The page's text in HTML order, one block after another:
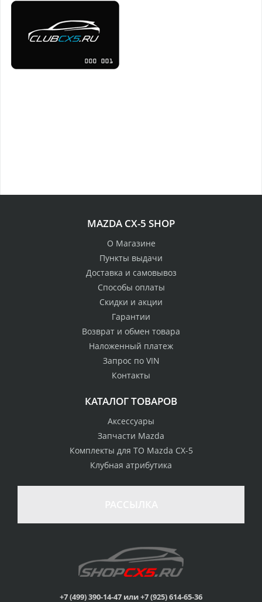
стоимости
товаром
Гарантия качества
Вы можете выбрать
наиболее удобный
для Вас
Профессиональная
консультация
мы знаем о Mazda CX-
MAZDA CX-5 SHOP
О Магазине
Пункты выдачи
Доставка и самовывоз
Способы оплаты
Скидки и акции
Гарантии
Возврат и обмен товара
Наложенный платеж
Запрос по VIN
Контакты
КАТАЛОГ ТОВАРОВ
Аксессуары
Запчасти Mazda
Комплекты для ТО Mazda CX-5
Клубная атрибутика
+7 (499) 390-14-47 или +7 (925) 614-65-36